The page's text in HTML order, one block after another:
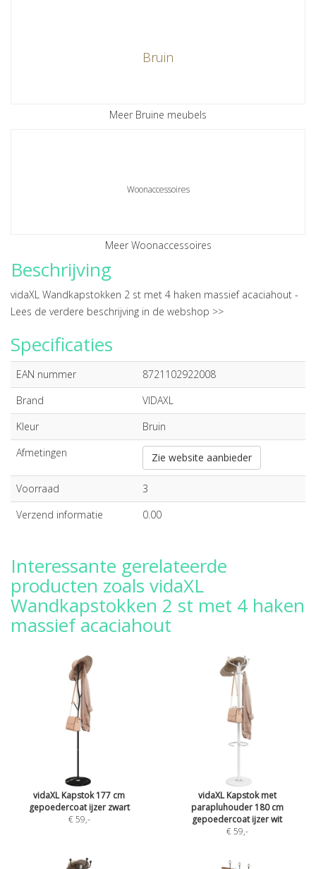
Bruin
Meer Bruine meubels
Woonaccessoires
Meer Woonaccessoires
Beschrijving
vidaXL Wandkapstokken 2 st met 4 haken massief acaciahout -
Lees de verdere beschrijving in de webshop >>
Specificaties
EAN nummer
8721102922008
Brand
VIDAXL
Kleur
Bruin
Afmetingen
Zie website aanbieder
Voorraad
3
Verzend informatie
0.00
Interessante gerelateerde
producten zoals vidaXL
Wandkapstokken 2 st met 4 haken
massief acaciahout
vidaXL Kapstok 177 cm
gepoedercoat ijzer zwart
€ 59,-
vidaXL Kapstok met
parapluhouder 180 cm
gepoedercoat ijzer wit
€ 59,-